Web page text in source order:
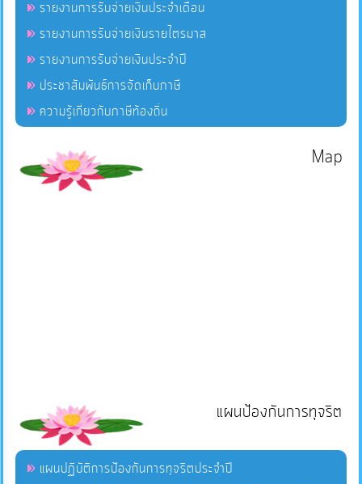
รายงานการรับจ่ายเงินประจำเดือน
รายงานการรับจ่ายเงินรายไตรมาส
รายงานการรับจ่ายเงินประจำปี
ประชาสัมพันธ์การจัดเก็บภาษี
ความรู้เกี่ยวกับภาษีท้องถิ่น
Map
แผนป้องกันการทุจริต
แผนปฏิบัติการป้องกันการทุจริตประจำปี